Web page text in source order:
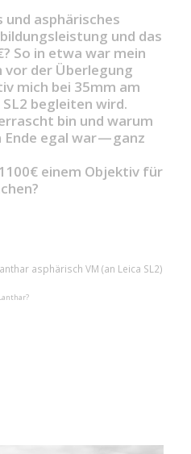
asphärisches
und das
So in etwa war mein
vor der Überlegung
mich bei 35mm am
begleiten wird.
bin und warum
egal war — ganz
einem Objektiv für
asphärisch VM (an Leica SL2)